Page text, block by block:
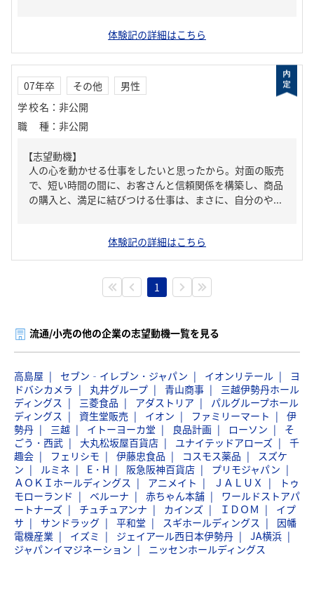
体験記の詳細はこちら
07年卒 その他
男性
学校名 ： 非公開
職種 ： 非公開
【志望動機】
人の心を動かせる仕事をしたいと思ったから。対面の販売
で、短い時間の間に、お客さんと信頼関係を構築し、商品
の購入と、満足に結びつける仕事は、まさに、自分のや...
体験記の詳細はこちら
1
流通/小売の他の企業の志望動機一覧を見る
高島屋 セブン‐イレブン・ジャパン イオンリテール
ヨ
ドバシカメラ
丸井グループ 青山商事
三越伊勢丹ホール
ディングス
三菱食品 アダストリア
パルグループホール
ディングス
資生堂販売 イオン ファミリーマート
伊
勢丹
三越 イトーヨーカ堂 良品計画 ローソン
そ
ごう・西武
大丸松坂屋百貨店 ユナイテッドアローズ
千
趣会
フェリシモ 伊藤忠食品 コスモス薬品
スズケ
ン
ルミネ E・H 阪急阪神百貨店
プリモジャパン
ＡＯＫＩホールディングス
アニメイト ＪＡＬＵＸ
トゥ
モローランド
ベルーナ 赤ちゃん本舗
ワールドストアパ
ートナーズ
チュチュアンナ カインズ ＩＤＯＭ
イプ
サ
サンドラッグ 平和堂 スギホールディングス
因幡
電機産業
イズミ ジェイアール西日本伊勢丹
JA横浜
ジャパンイマジネーション
ニッセンホールディングス